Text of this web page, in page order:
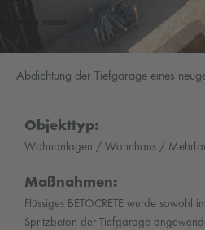
Abdichtung der Tiefgarage eines
Objekttyp:
Wohnanlagen / Wohnhaus /
Maßnahmen:
Flüssiges BETOCRETE wurde sowohl
Spritzbeton der Tiefgarage